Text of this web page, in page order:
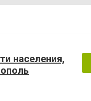
населения,